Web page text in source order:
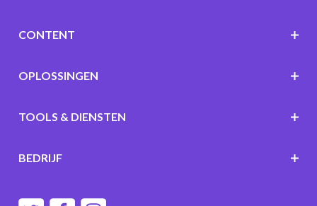
CONTENT
OPLOSSINGEN
TOOLS & DIENSTEN
BEDRIJF